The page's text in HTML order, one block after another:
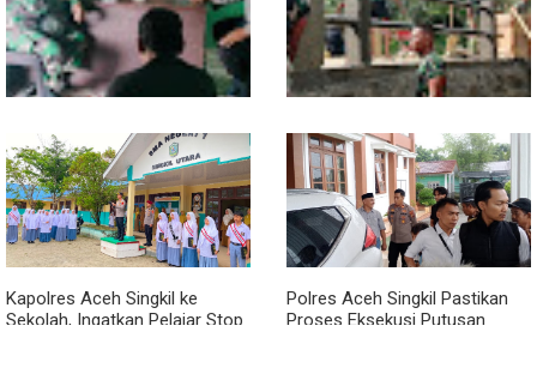
Babinsa dan Bhabinkamtibmas
Kompak Gaungkan Gerakan
Kibarkan Merah Putih
Kodim 0118 Kebut Tahap Akhir
Jembatan Garuda, Pengecoran
Kepala Jembatan Terus
Berjalan
Kapolres Aceh Singkil ke
Sekolah, Ingatkan Pelajar Stop
Polres Aceh Singkil Pastikan
Proses Eksekusi Putusan